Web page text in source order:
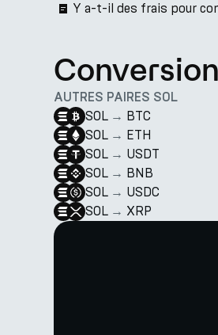
Y a-t-il des frais pour
AUTRES PAIRES SOL
SOL → BTC
SOL → ETH
SOL → USDT
SOL → BNB
SOL → USDC
SOL → XRP